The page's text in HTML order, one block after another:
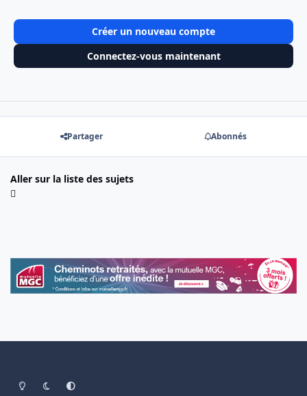
Créer un nouveau compte
Connectez-vous maintenant
Partager Abonnés
Aller sur la liste des sujets
Light ModeDark ModeSystem Preference